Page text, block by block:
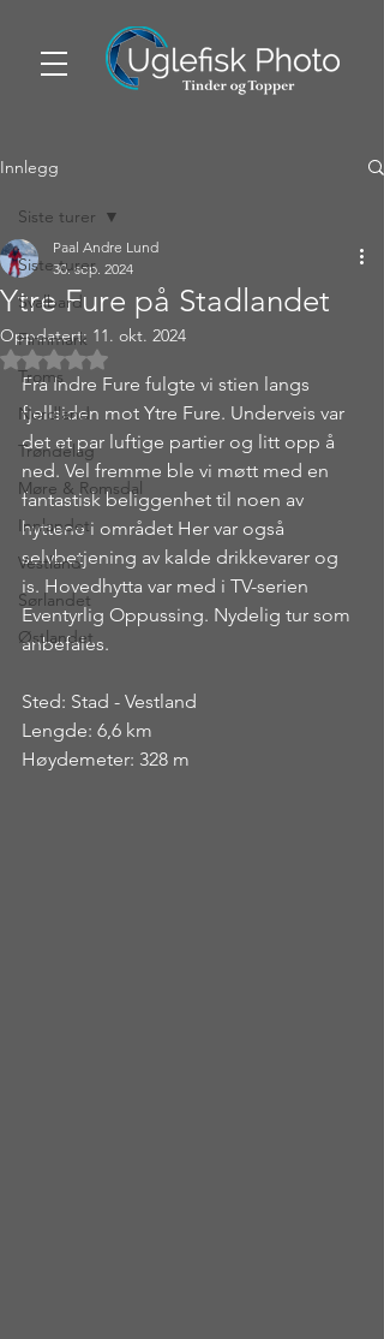
Innlegg
Siste turer
Svalbard
Finnmark
Troms
Nordland
Trøndelag
Møre & Romsdal
Innlandet
Vestland
Sørlandet
Østlandet
Siste turer
Ytre Fure på Stadlandet
Paal Andre Lund
30. sep. 2024
Oppdatert: 11. okt. 2024
Gitt NaN av 5 stjerner.
Fra Indre Fure fulgte vi stien langs
fjellsiden mot Ytre Fure. Underveis var
det et par luftige partier og litt opp å
ned. Vel fremme ble vi møtt med en
fantastisk beliggenhet til noen av
hyttene i området Her var også
selvbetjening av kalde drikkevarer og
is. Hovedhytta var med i TV-serien
Eventyrlig Oppussing. Nydelig tur som
anbefales.
Sted: Stad - Vestland
Lengde: 6,6 km
Høydemeter: 328 m